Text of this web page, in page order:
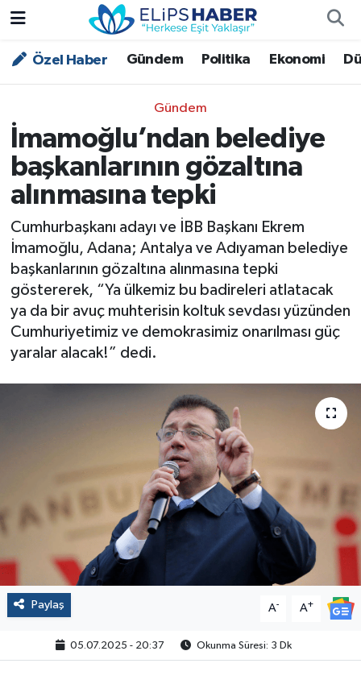
Özel Haber Gündem Politika Ekonomi
Gündem
İmamoğlu’ndan belediye
başkanlarının gözaltına
alınmasına tepki
Cumhurbaşkanı adayı ve İBB Başkanı Ekrem
İmamoğlu, Adana; Antalya ve Adıyaman belediye
başkanlarının gözaltına alınmasına tepki
göstererek, “Ya ülkemiz bu badireleri atlatacak
ya da bir avuç muhterisin koltuk sevdası yüzünden
Cumhuriyetimiz ve demokrasimiz onarılması güç
yaralar alacak!” dedi.
Paylaş A- A+
05.07.2025 - 20:37 Okunma Süresi: 3 Dk
Özel Haber
Asayiş
Bilim - Teknoloji
Çevre - İklim
Dünya
Kültür - Sanat
Magazin
Yaşam
Çalışma Hayatı
Kadın
Yurt
Nöbetçi Eczaneler
Trafik Durumu
Süper Lig Puan Durumu ve Fikstür
Tüm Manşetler
Son Dakika Haberleri